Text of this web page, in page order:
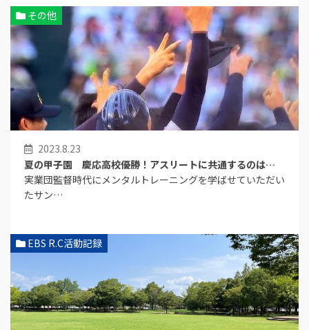
2023.8.23
夏の甲子園 慶応高校優勝！アスリートに共通するのは…
実業団監督時代にメンタルトレーニングを学ばせていただい
たサン…
その他
EBS R.C活動記録